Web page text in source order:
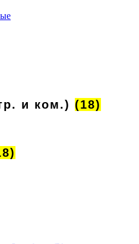
и ком.) (18)